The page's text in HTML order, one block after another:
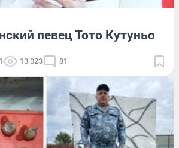
певец Тото Кутуньо
13 023 81